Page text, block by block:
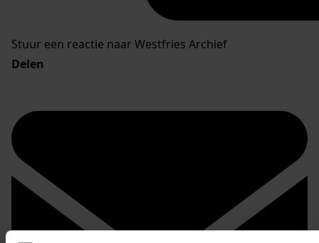
Stuur een reactie naar Westfries Archief
Delen